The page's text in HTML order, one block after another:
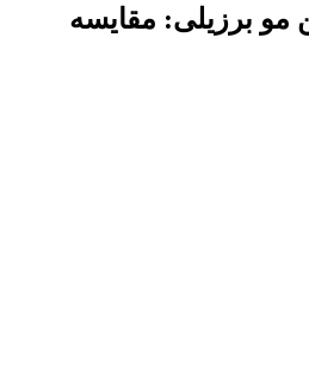
مو برزیلی: مقایسه